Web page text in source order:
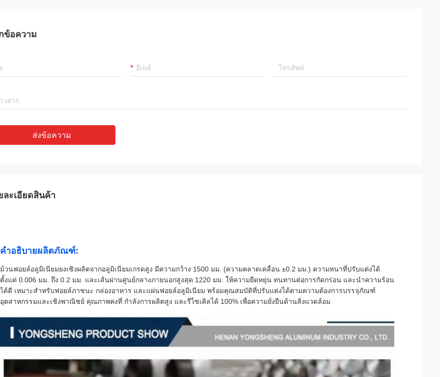
ข้อความ
ส่งข้อความ
ละเอียดสินค้า
คำอธิบายผลิตภัณฑ์:
ม้วนฟอยล์อลูมิเนียมยงเซิงผลิตจากอลูมิเนียมเกรดสูง มีความกว้าง 1500 มม. (ความคลาดเคลื่อน ±0.2 มม.) ความหนาที่ปรับแต่งได้
ตั้งแต่ 0.006 มม. ถึง 0.2 มม. และเส้นผ่านศูนย์กลางภายนอกสูงสุด 1220 มม. ให้ความยืดหยุ่น ทนทานต่อการกัดกร่อน และนำความร้อน
ได้ดี เหมาะสำหรับฟอยล์ภาชนะ กล่องอาหาร และแผ่นฟอยล์อลูมิเนียม พร้อมคุณสมบัติที่ปรับแต่งได้ตามความต้องการบรรจุภัณฑ์
อุตสาหกรรมและเชิงพาณิชย์ คุณภาพคงที่ กำลังการผลิตสูง และรีไซเคิลได้ 100% เพื่อความยั่งยืนด้านสิ่งแวดล้อม